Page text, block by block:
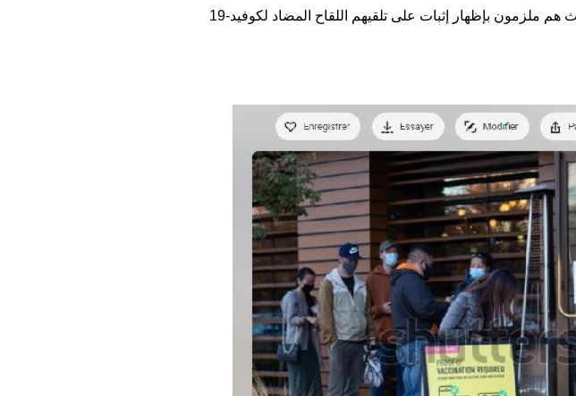
وجاء في التعليق المرافق "أشخاص يقفون في طابور أمام مطعم في كندا، حيث هم ملزمون بإظهار إثبات على تلقيهم اللقاح المضاد لكوفيد-19